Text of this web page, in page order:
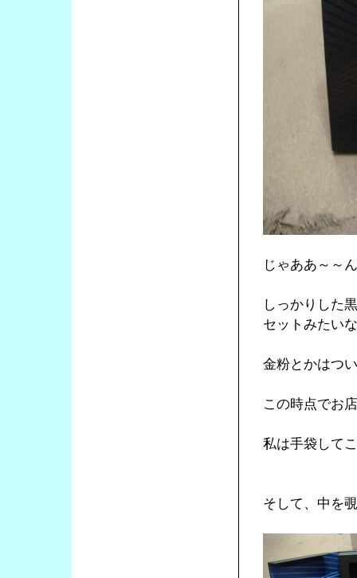
じゃああ～～
しっかりした
セットみたい
金粉とかはつ
この時点でお
私は手袋して
そして、中を